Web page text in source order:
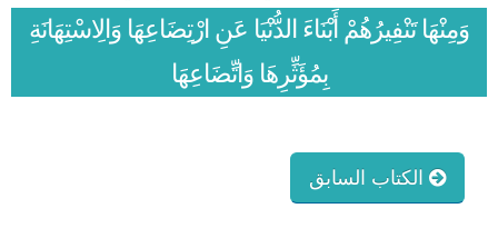
وَمِنْهَا تَنْفِيرُهُمْ أَبْنَاءَ الدُّنْيَا عَنِ ارْتِضَاعِهَا وَالِاسْتِهَانَةِ
بِمُؤَثِّرِهَا وَاتِّضَاعِهَا
الكتاب السابق